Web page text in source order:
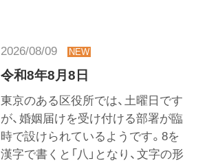
2026/08/09
令和8年8月8日
東京のある区役所では、土曜日です
が、婚姻届けを受け付ける部署が臨
時で設けられているようです。8を
漢字で書くと「八」となり、文字の形